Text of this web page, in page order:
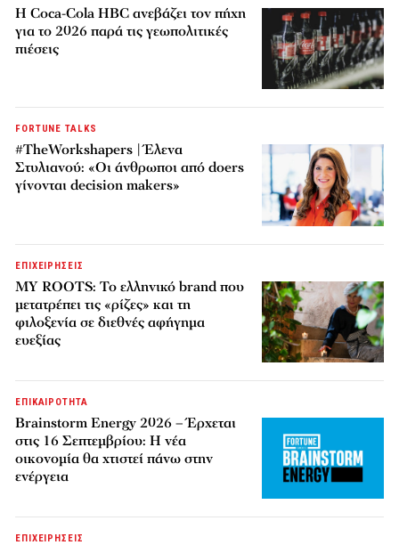
Η Coca-Cola HBC ανεβάζει τον πήχη
για το 2026 παρά τις γεωπολιτικές
πιέσεις
FORTUNE TALKS
#TheWorkshapers | Έλενα
Στυλιανού: «Οι άνθρωποι από doers
γίνονται decision makers»
ΕΠΙΧΕΙΡΗΣΕΙΣ
MY ROOTS: Το ελληνικό brand που
μετατρέπει τις «ρίζες» και τη
φιλοξενία σε διεθνές αφήγημα
ευεξίας
ΕΠΙΚΑΙΡΟΤΗΤΑ
Brainstorm Energy 2026 – Έρχεται
στις 16 Σεπτεμβρίου: Η νέα
οικονομία θα χτιστεί πάνω στην
ενέργεια
ΕΠΙΧΕΙΡΗΣΕΙΣ